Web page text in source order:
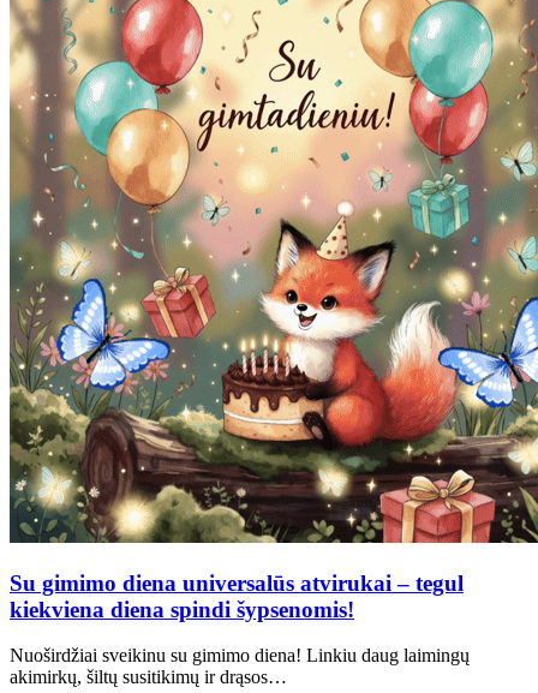
Su gimimo diena universalūs atvirukai – tegul
kiekviena diena spindi šypsenomis!
Nuoširdžiai sveikinu su gimimo diena! Linkiu daug laimingų
akimirkų, šiltų susitikimų ir drąsos…